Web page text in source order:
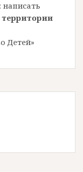
написать
территории
Детей»